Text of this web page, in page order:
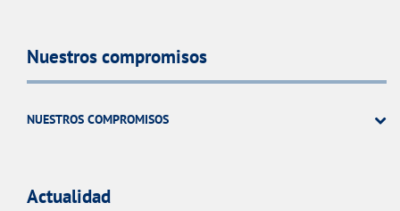
Nuestros compromisos
NUESTROS COMPROMISOS
Actualidad